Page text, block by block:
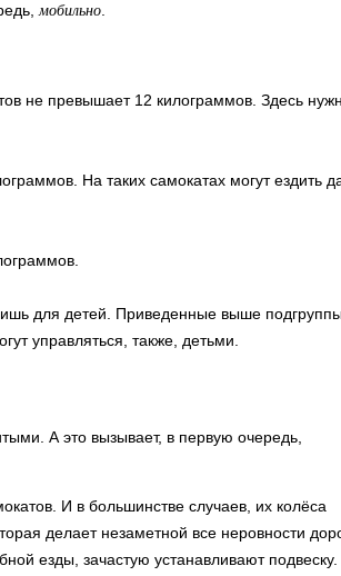
мобильно
не превышает 12 килограммов. Здесь
На таких самокатах могут ездить
для детей. Приведенные выше
управляться, также, детьми.
А это вызывает, в первую очередь,
И в большинстве случаев, их колёса
делает незаметной все неровности
езды, зачастую устанавливают